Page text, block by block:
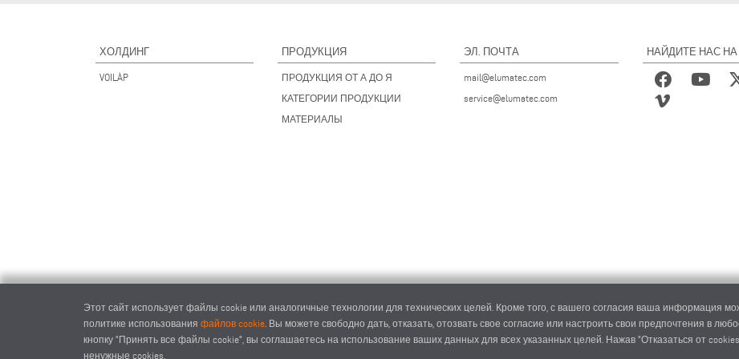
ХОЛДИНГ
VOILÀP
ПРОДУКЦИЯ
ПРОДУКЦИЯ ОТ А ДО Я
КАТЕГОРИИ ПРОДУКЦИИ
МАТЕРИАЛЫ
ЭЛ. ПОЧТА
mail@elumatec.com
service@elumatec.com
НАЙДИТЕ НАС НА
Этот сайт использует файлы cookie или аналогичные технологии для технических целей. Кроме того, с вашего согласия ваша информация
политике использования файлов cookie . Вы можете свободно дать, отказать, отозвать свое согласие или настроить свои предпочтения в
кнопку "Принять все файлы cookie", вы соглашаетесь на использование ваших данных для всех указанных целей. Нажав "Отказаться от
ненужные cookies.